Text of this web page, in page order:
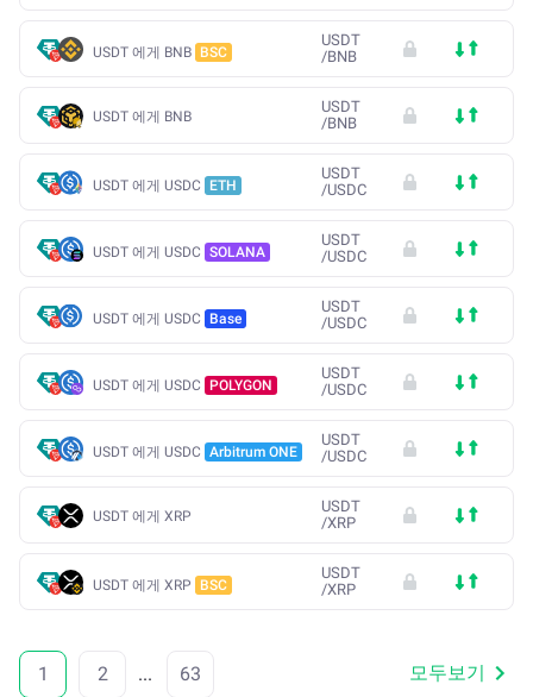
USDT 에게 BNB BSC
USDT
/BNB
USDT 에게 BNB
USDT
/BNB
USDT 에게 USDC ETH
USDT
/USDC
USDT 에게 USDC SOLANA
USDT
/USDC
USDT 에게 USDC Base
USDT
/USDC
USDT 에게 USDC POLYGON
USDT
/USDC
USDT 에게 USDC Arbitrum ONE
USDT
/USDC
USDT 에게 XRP
USDT
/XRP
USDT 에게 XRP BSC
USDT
/XRP
1 2 ... 63 모두보기